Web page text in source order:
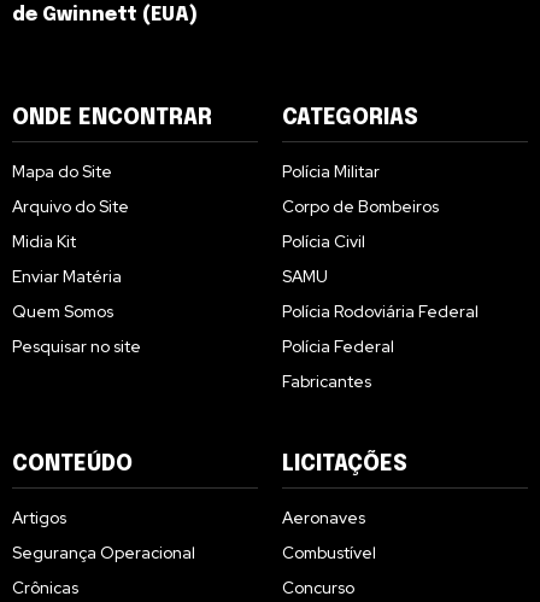
de Gwinnett (EUA)
ONDE ENCONTRAR
Mapa do Site
Arquivo do Site
Midia Kit
Enviar Matéria
Quem Somos
Pesquisar no site
CATEGORIAS
Polícia Militar
Corpo de Bombeiros
Polícia Civil
SAMU
Polícia Rodoviária Federal
Polícia Federal
Fabricantes
CONTEÚDO
Artigos
Segurança Operacional
Crônicas
LICITAÇÕES
Aeronaves
Combustível
Concurso